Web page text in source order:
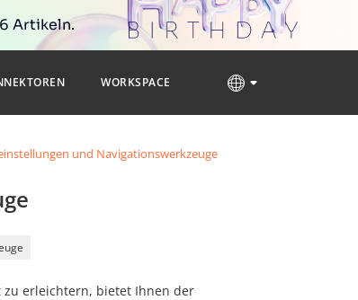
Artikeln.
WORKSPACE
und Navigationswerkzeuge
zu erleichtern, bietet Ihnen der